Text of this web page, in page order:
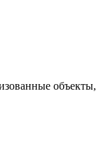
объекты,